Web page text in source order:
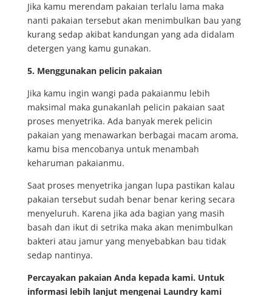
Jika kamu merendam pakaian terlalu lama maka
nanti pakaian tersebut akan menimbulkan bau yang
kurang sedap akibat kandungan yang ada didalam
detergen yang kamu gunakan.
5. Menggunakan pelicin pakaian
Jika kamu ingin wangi pada pakaianmu lebih
maksimal maka gunakanlah pelicin pakaian saat
proses menyetrika. Ada banyak merek pelicin
pakaian yang menawarkan berbagai macam aroma,
kamu bisa mencobanya untuk menambah
keharuman pakaianmu.
Saat proses menyetrika jangan lupa pastikan kalau
pakaian tersebut sudah benar benar kering secara
menyeluruh. Karena jika ada bagian yang masih
basah dan ikut di setrika maka akan menimbulkan
bakteri atau jamur yang menyebabkan bau tidak
sedap nantinya.
Percayakan pakaian Anda kepada kami. Untuk
informasi lebih lanjut mengenai Laundry kami